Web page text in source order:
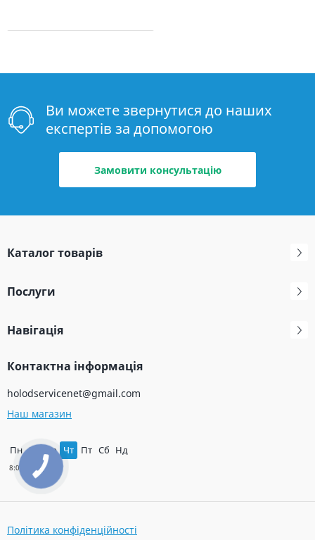
Ви можете звернутися до наших
експертів за допомогою
Замовити консультацію
Каталог товарів
Послуги
Навігація
Контактна інформація
holodservicenet@gmail.com
Наш магазин
Пн Вт Ср Чт Пт Сб Нд
Політика конфіденційності